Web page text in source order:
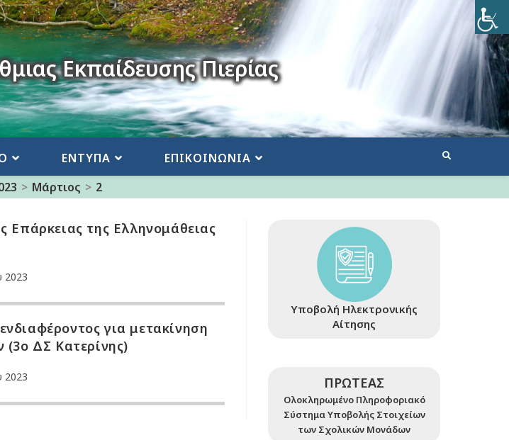
Εκπαίδευσης Πιερίας
ΕΝΤΥΠΑ
ΕΠΙΚΟΙΝΩΝΙΑ
> Μάρτιος > 2
Επάρκειας της Ελληνομάθειας
2023
για μετακίνηση
ΔΣ Κατερίνης)
2023
Υποβολή Ηλεκτρονικής
Αίτησης
ΠΡΩΤΕΑΣ
Ολοκληρωμένο Πληροφοριακό
Σύστημα Υποβολής Στοιχείων
των Σχολικών Μονάδων